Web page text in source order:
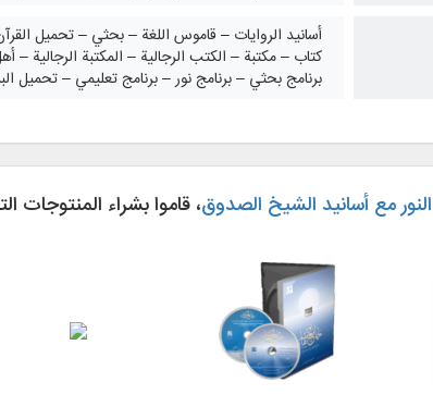
أسانيد الروايات – قاموس اللغة – بحثي – تحميل
كتاب – مكتبة – الكتب الرجالية – المكتبة الرجالية
برنامج بحثي – برنامج نور – برنامج تعليمي – تحميل
مع أسانيد الشيخ الصدوق، قاموا بشراء المنتوجات